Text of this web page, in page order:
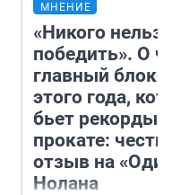
МНЕНИЕ
«Никого нельзя
победить». О
главный
этого года,
бьет рекорды в
прокате:
отзыв на
Нолана